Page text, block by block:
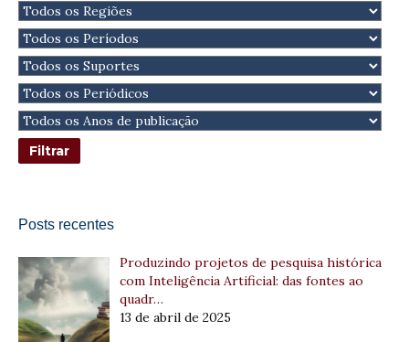
Posts recentes
Produzindo projetos de pesquisa histórica
com Inteligência Artificial: das fontes ao
quadr…
13 de abril de 2025